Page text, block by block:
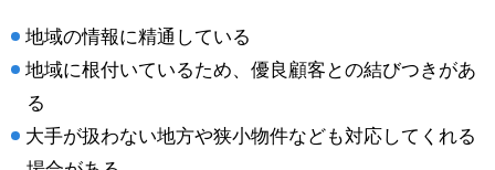
地域の情報に精通している
地域に根付いているため、優良顧客との結びつきがあ
る
大手が扱わない地方や狭小物件なども対応してくれる